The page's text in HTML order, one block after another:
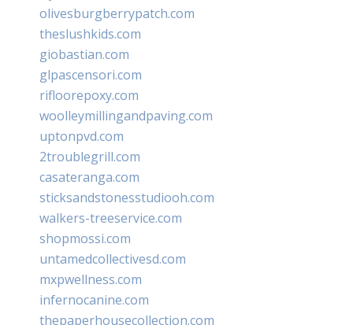
olivesburgberrypatch.com
theslushkids.com
giobastian.com
glpascensori.com
rifloorepoxy.com
woolleymillingandpaving.com
uptonpvd.com
2troublegrill.com
casateranga.com
sticksandstonesstudiooh.com
walkers-treeservice.com
shopmossi.com
untamedcollectivesd.com
mxpwellness.com
infernocanine.com
thepaperhousecollection.com